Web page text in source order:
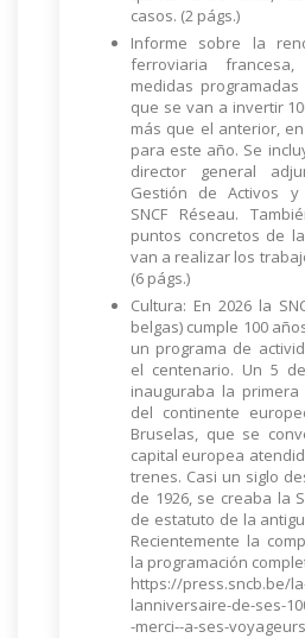
casos. (2 págs.)
Informe sobre la
ferroviaria
medidas
que se van a invertir
más que el anterior,
para este año. Se
director general
Gestión de Activos y
SNCF Réseau.
puntos concretos de
van a realizar los
(6 págs.)
Cultura: En 2026 la
belgas) cumple 100
un programa de
el centenario. Un 5
inauguraba la
del continente
Bruselas, que se
capital europea
trenes. Casi un siglo
de 1926, se creaba la
de estatuto de la
Recientemente la
la programación
https://press.sncb.be/
lanniversaire-de-ses-
-merci--a-ses-